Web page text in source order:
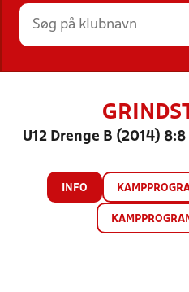
U12 Drenge B (2014)
INFO